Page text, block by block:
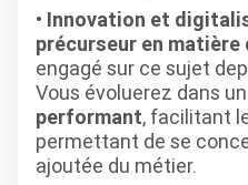
Innovation et
précurseur en
engagé sur ce sujet
Vous évoluerez dans un
performant, facilitant
permettant de se
ajoutée du métier.